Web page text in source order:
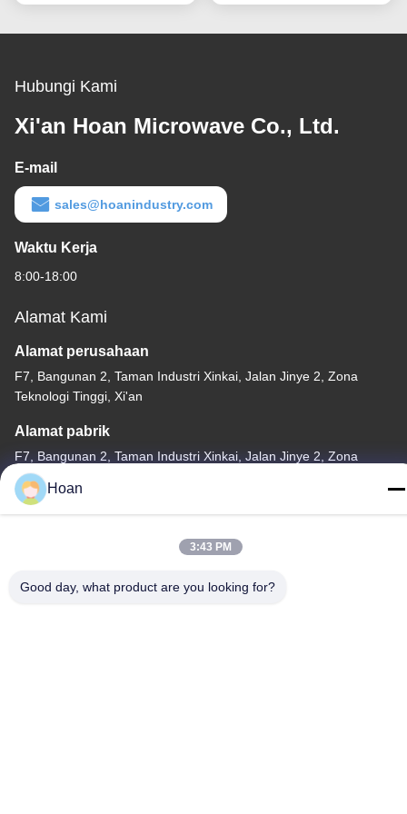
Hubungi Kami
Xi'an Hoan Microwave Co., Ltd.
E-mail
sales@hoanindustry.com
Waktu Kerja
8:00-18:00
Alamat Kami
Alamat perusahaan
F7, Bangunan 2, Taman Industri Xinkai, Jalan Jinye 2, Zona
Teknologi Tinggi, Xi'an
Alamat pabrik
F7, Bangunan 2, Taman Industri Xinkai, Jalan Jinye 2, Zona
Teknologi Tinggi, Xi'an
Telp
Hoan
3:43 PM
Good day, what product are you looking for?